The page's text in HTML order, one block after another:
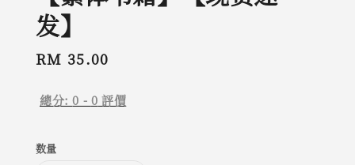
发】
Regular
RM 35.00
總分:0 - 0 評價
数量